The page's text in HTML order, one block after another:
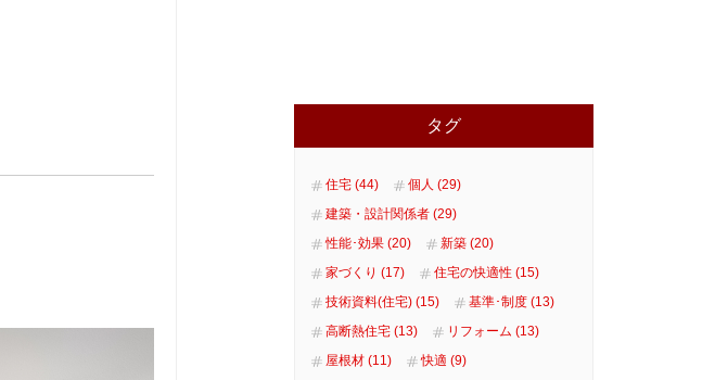
タグ
住宅 (44)
個人 (29)
建築・設計関係者 (29)
性能･効果 (20)
新築 (20)
家づくり (17)
住宅の快適性 (15)
技術資料(住宅) (15)
基準･制度 (13)
高断熱住宅 (13)
リフォーム (13)
屋根材 (11)
快適 (9)